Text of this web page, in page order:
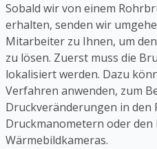
Sobald wir von einem
erhalten, senden wir
Mitarbeiter zu Ihnen, um
zu lösen. Zuerst muss die
lokalisiert werden. Dazu
Verfahren anwenden, zum
Druckveränderungen in den
Druckmanometern oder den
Wärmebildkameras.